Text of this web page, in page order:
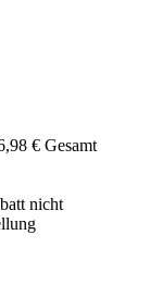
€ Gesamt
nicht